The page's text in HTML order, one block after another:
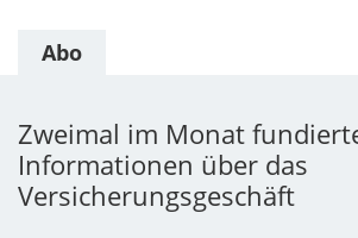
Abo
Zweimal im Monat
Informationen über das
Versicherungsgeschäft